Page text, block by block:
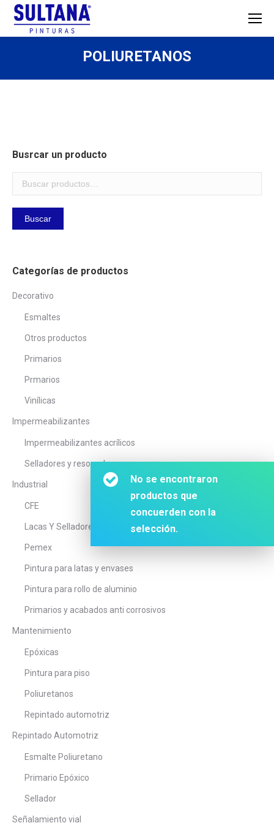
POLIURETANOS
No se encontraron
productos que
concuerden con la
selección.
Busrcar un producto
Buscar
Categorías de productos
Decorativo
Esmaltes
Otros productos
Primarios
Prmarios
Vinílicas
Impermeabilizantes
Impermeabilizantes acrílicos
Selladores y resonadores
Industrial
CFE
Lacas Y Selladores
Pemex
Pintura para latas y envases
Pintura para rollo de aluminio
Primarios y acabados anti corrosivos
Mantenimiento
Epóxicas
Pintura para piso
Poliuretanos
Repintado automotriz
Repintado Automotriz
Esmalte Poliuretano
Primario Epóxico
Sellador
Señalamiento vial